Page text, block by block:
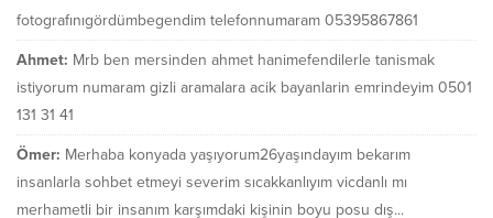
fotografınıgördümbegendim telefonnumaram 05395867861
Ahmet: Mrb ben mersinden ahmet hanimefendilerle tanismak
istiyorum numaram gizli aramalara acik bayanlarin emrindeyim 0501
131 31 41
Ömer: Merhaba konyada yaşıyorum26yaşındayım bekarım
insanlarla sohbet etmeyi severim sıcakkanlıyım vicdanlı mı
merhametli bir insanım karşımdaki kişinin boyu posu dış...